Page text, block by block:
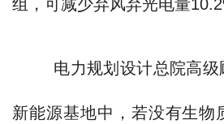
组，可减少弃风弃光电量
电力规划设计总院高级
新能源基地中，若没有生物